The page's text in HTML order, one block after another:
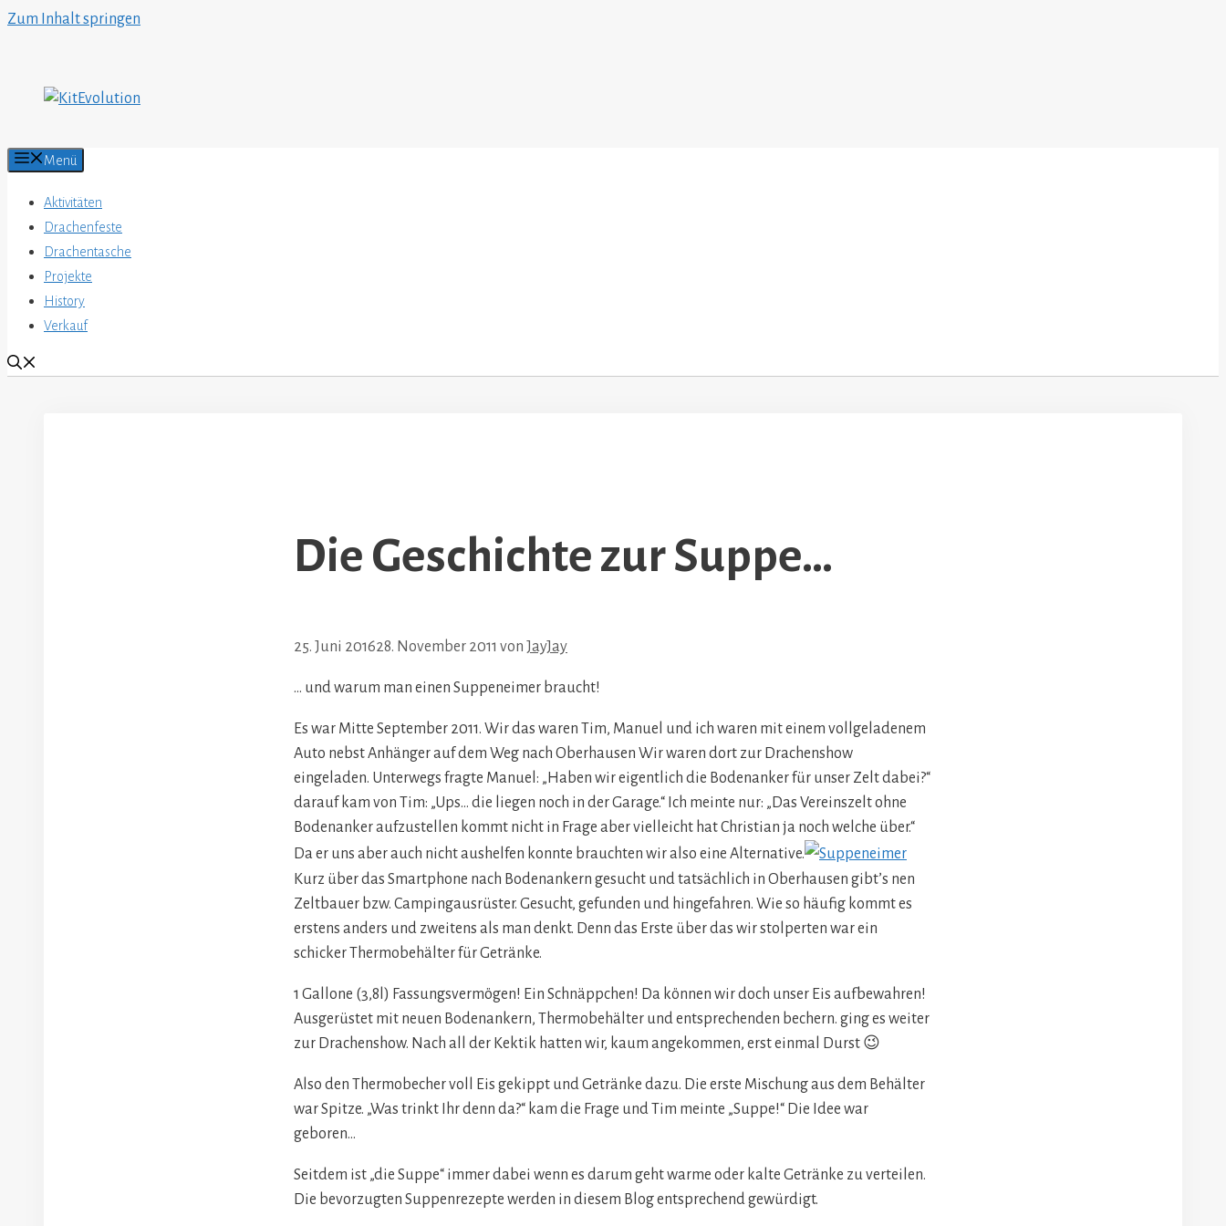
Zum Inhalt springen
Menü
Aktivitäten
Drachenfeste
Drachentasche
Projekte
History
Verkauf
Die Geschichte zur Suppe…
25. Juni 201628. November 2011 von JayJay
… und warum man einen Suppeneimer braucht!
Es war Mitte September 2011. Wir das waren Tim, Manuel und ich waren mit einem vollgeladenem
Auto nebst Anhänger auf dem Weg nach Oberhausen Wir waren dort zur Drachenshow
eingeladen. Unterwegs fragte Manuel: „Haben wir eigentlich die Bodenanker für unser Zelt dabei?“
darauf kam von Tim: „Ups… die liegen noch in der Garage.“ Ich meinte nur: „Das Vereinszelt ohne
Bodenanker aufzustellen kommt nicht in Frage aber vielleicht hat Christian ja noch welche über.“
Da er uns aber auch nicht aushelfen konnte brauchten wir also eine Alternative.
Kurz über das Smartphone nach Bodenankern gesucht und tatsächlich in Oberhausen gibt’s nen
Zeltbauer bzw. Campingausrüster. Gesucht, gefunden und hingefahren. Wie so häufig kommt es
erstens anders und zweitens als man denkt. Denn das Erste über das wir stolperten war ein
schicker Thermobehälter für Getränke.
1 Gallone (3,8l) Fassungsvermögen! Ein Schnäppchen! Da können wir doch unser Eis aufbewahren!
Ausgerüstet mit neuen Bodenankern, Thermobehälter und entsprechenden bechern. ging es weiter
zur Drachenshow. Nach all der Kektik hatten wir, kaum angekommen, erst einmal Durst 😉
Also den Thermobecher voll Eis gekippt und Getränke dazu. Die erste Mischung aus dem Behälter
war Spitze. „Was trinkt Ihr denn da?“ kam die Frage und Tim meinte „Suppe!“ Die Idee war
geboren…
Seitdem ist „die Suppe“ immer dabei wenn es darum geht warme oder kalte Getränke zu verteilen.
Die bevorzugten Suppenrezepte werden in diesem Blog entsprechend gewürdigt.